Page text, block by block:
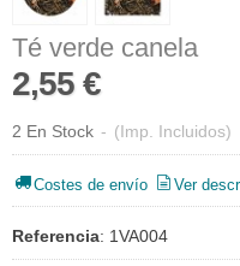
Té verde canela
2,55 €
2 En Stock - (Imp. Incluidos)
Costes de envío Ver
Referencia: 1VA004